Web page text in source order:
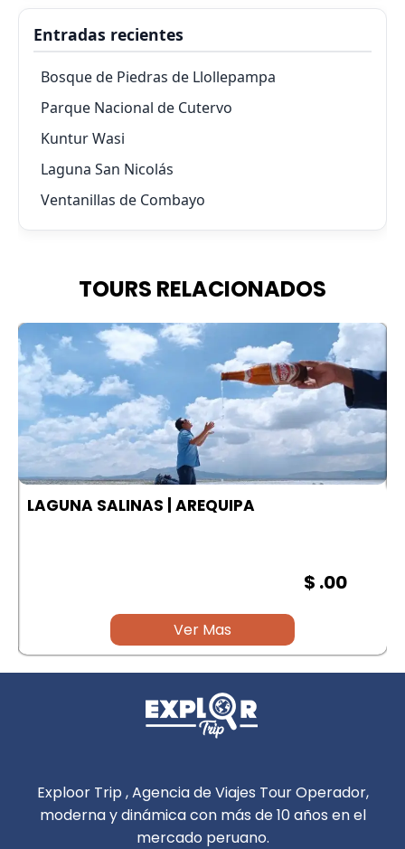
Entradas recientes
Bosque de Piedras de Llollepampa
Parque Nacional de Cutervo
Kuntur Wasi
Laguna San Nicolás
Ventanillas de Combayo
TOURS RELACIONADOS
LAGUNA SALINAS | AREQUIPA
$ .00
Ver Mas
Exploor Trip , Agencia de Viajes Tour Operador,
moderna y dinámica con más de 10 años en el
mercado peruano.